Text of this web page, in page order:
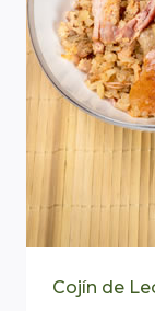
Cojín de